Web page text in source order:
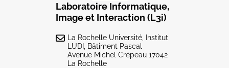
Laboratoire Informatique,
Image et Interaction (L3i)
La Rochelle Université, Institut
LUDI, Bâtiment Pascal
Avenue Michel Crépeau 17042
La Rochelle